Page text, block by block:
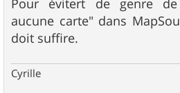
Pour évitert de genre
aucune carte" dans
doit suffire.
Cyrille